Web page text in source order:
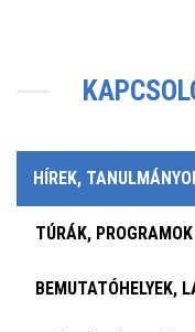
HÍREK,
TÚRÁK, PROGRAMOK
BEMUTATÓHELYEK,